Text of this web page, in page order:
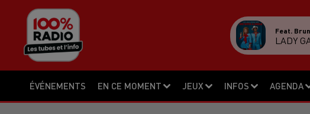
ÉVÉNEMENTS EN CE MOMENT JEUX INFOS AGENDA
Feat.
LADY